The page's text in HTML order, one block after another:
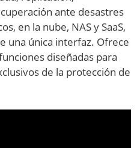
ante desastres
en la nube, NAS y SaaS,
una única interfaz. Ofrece
diseñadas para
de la protección de